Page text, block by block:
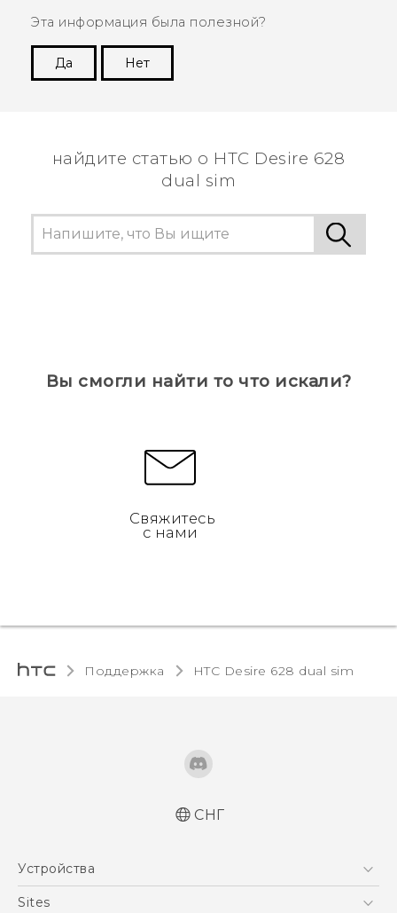
Эта информация была полезной?
Да
Нет
найдите статью о HTC Desire 628
dual sim
Вы смогли найти то что искали?
Свяжитесь
с нами
Поддержка HTC Desire 628 dual sim‎
Русский - Руководство пользователя
СНГ
Устройства
5G
Sites